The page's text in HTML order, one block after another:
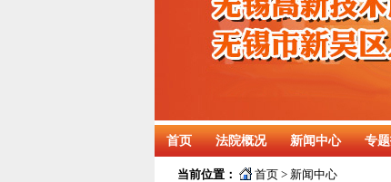
首页 法院概况 新闻中心 专
当前位置： 首页 > 新闻中心